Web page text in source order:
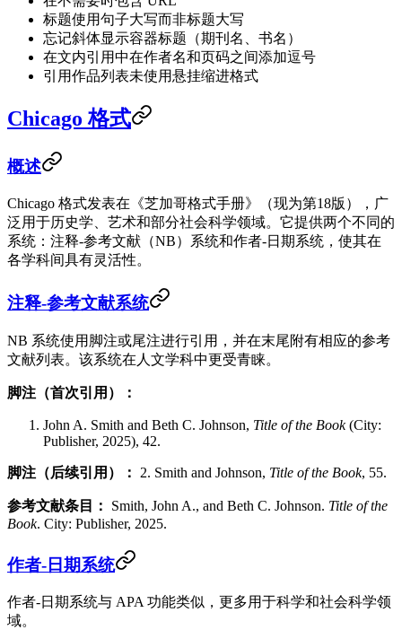
标题使用句子大写而非标题大写
忘记斜体显示容器标题（期刊名、书名）
在文内引用中在作者名和页码之间添加逗号
引用作品列表未使用悬挂缩进格式
Chicago 格式
概述
Chicago 格式发表在《芝加哥格式手册》（现为第18版），广
泛用于历史学、艺术和部分社会科学领域。它提供两个不同的
系统：注释-参考文献（NB）系统和作者-日期系统，使其在
各学科间具有灵活性。
注释-参考文献系统
NB 系统使用脚注或尾注进行引用，并在末尾附有相应的参考
文献列表。该系统在人文学科中更受青睐。
脚注（首次引用）：
John A. Smith and Beth C. Johnson, Title of the Book(City:
Publisher, 2025), 42.
脚注（后续引用）： 2. Smith and Johnson, Title of the Book, 55.
参考文献条目： Smith, John A., and Beth C. Johnson. Title of the
Book. City: Publisher, 2025.
作者-日期系统
作者-日期系统与 APA 功能类似，更多用于科学和社会科学领
域。